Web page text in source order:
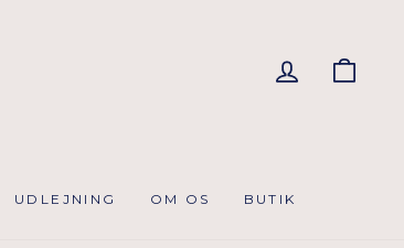
UDLEJNING OM OS BUTIK